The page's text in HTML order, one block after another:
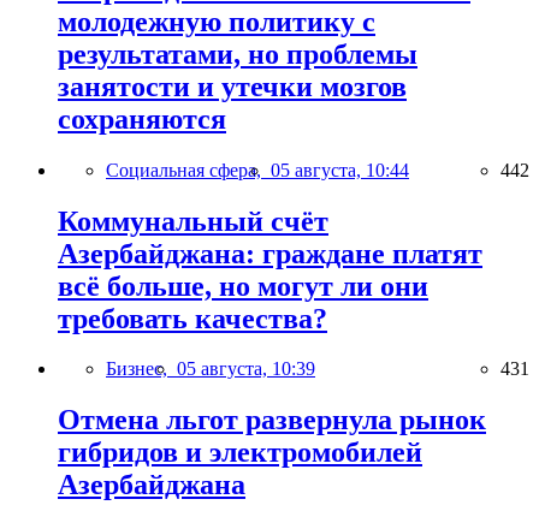
молодежную политику с
результатами, но проблемы
занятости и утечки мозгов
сохраняются
Социальная сфера, 05 августа, 10:44 442
Коммунальный счёт
Азербайджана: граждане платят
всё больше, но могут ли они
требовать качества?
Бизнес, 05 августа, 10:39 431
Отмена льгот развернула рынок
гибридов и электромобилей
Азербайджана